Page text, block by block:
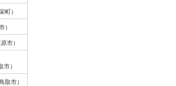
町）
）
市）
）
取市）